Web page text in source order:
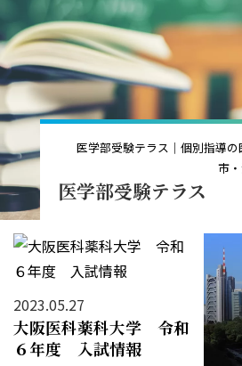
医学部受験テラス｜個別指導
市
医学部受験テラス
2023.05.27
大阪医科薬科大学 令和
６年度 入試情報